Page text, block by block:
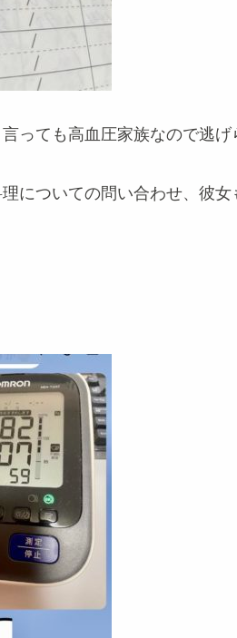
っても高血圧家族なので逃げ
についての問い合わせ、彼女